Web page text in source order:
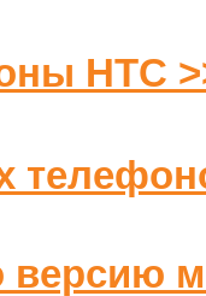
HTC
версию